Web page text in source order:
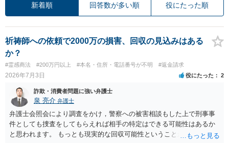
新着順 回答数が多い順 役にたった順
祈祷師への依頼で2000万の損害、回収の見込みはある
か？
#霊感商法 #200万円以上 #本名・住所・電話番号が不明 #返金請求
2026年7月3日 役にたった 2
詐欺・消費者問題に強い弁護士
泉 亮介 弁護士
弁護士会照会により調査をかけ，警察への被害相談もした上で刑事事
件としても捜査をしてもらえれば相手の特定はできる可能性はあるか
と思われます。 もっとも現実的な回収可能性ということから考える